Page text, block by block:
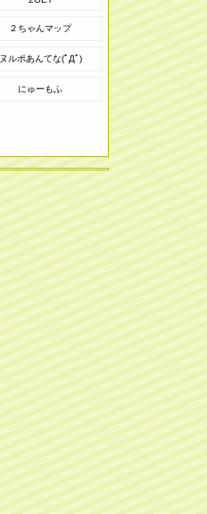
２ちゃんマップ
ヌルポあんてな(ﾟДﾟ)
にゅーもふ